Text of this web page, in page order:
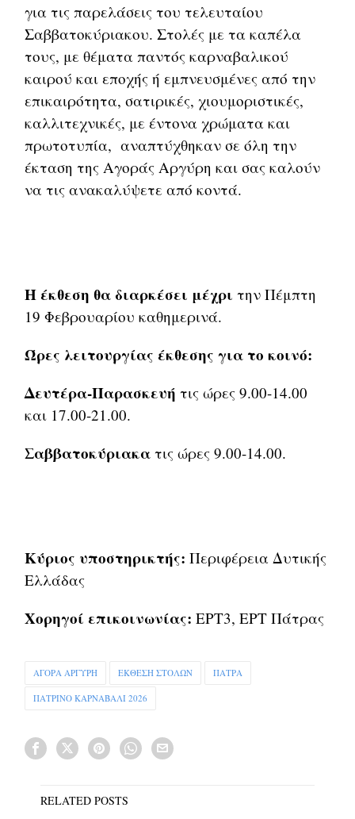
για τις παρελάσεις του τελευταίου
Σαββατοκύριακου. Στολές με τα καπέλα
τους, με θέματα παντός καρναβαλικού
καιρού και εποχής ή εμπνευσμένες από την
επικαιρότητα, σατιρικές, χιουμοριστικές,
καλλιτεχνικές, με έντονα χρώματα και
πρωτοτυπία, αναπτύχθηκαν σε όλη την
έκταση της Αγοράς Αργύρη και σας καλούν
να τις ανακαλύψετε από κοντά.
H έκθεση θα διαρκέσει μέχριτην Πέμπτη
19 Φεβρουαρίου καθημερινά.
Ώρες λειτουργίας έκθεσης για το κοινό:
Δευτέρα-Παρασκευή τις ώρες 9.00-14.00
και 17.00-21.00.
Σαββατοκύριακατις ώρες 9.00-14.00.
Κύριος υποστηρικτής:Περιφέρεια Δυτικής
Ελλάδας
Χορηγοί επικοινωνίας: ΕΡΤ3, ΕΡΤ Πάτρας
ΑΓΟΡΑ ΑΡΓΥΡΗ ΕΚΘΕΣΗ ΣΤΟΛΩΝ ΠΑΤΡΑ
ΠΑΤΡΙΝΟ ΚΑΡΝΑΒΑΛΙ 2026
RELATED POSTS